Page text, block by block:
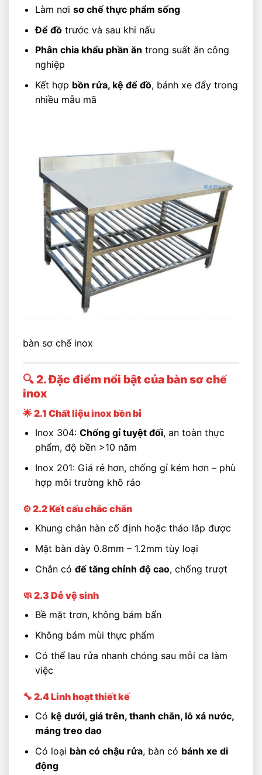
Làm nơi sơ chế thực phẩm sống
Để đồtrước và sau khi nấu
Phân chia khẩu phần ăn trong suất ăn công
nghiệp
Kết hợp bồn rửa, kệ để đồ, bánh xe đẩy trong
nhiều mẫu mã
bàn sơ chế inox
🔍 2. Đặc điểm nổi bật của bàn sơ chế
inox
🌟 2.1 Chất liệu inox bền bỉ
Inox 304: Chống gỉ tuyệt đối, an toàn thực
phẩm, độ bền >10 năm
Inox 201: Giá rẻ hơn, chống gỉ kém hơn – phù
hợp môi trường khô ráo
⚙️ 2.2 Kết cấu chắc chắn
Khung chân hàn cố định hoặc tháo lắp được
Mặt bàn dày 0.8mm – 1.2mm tùy loại
Chân có đế tăng chỉnh độ cao, chống trượt
🧼 2.3 Dễ vệ sinh
Bề mặt trơn, không bám bẩn
Không bám mùi thực phẩm
Có thể lau rửa nhanh chóng sau mỗi ca làm
việc
🔧 2.4 Linh hoạt thiết kế
Có kệ dưới, giá trên, thanh chắn, lỗ xả nước,
máng treo dao
Có loại bàn có chậu rửa, bàn có bánh xe di
động